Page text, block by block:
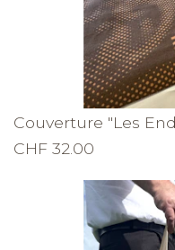
Couverture "Les
CHF 32.00